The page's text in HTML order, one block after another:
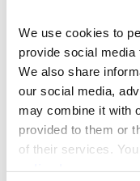
We use cookies to
provide social media
We also share
our social media,
may combine it with
provided to them or
of their services.
considerar uma
experimentar um
conteúdo antigo e
séries e use isso
uma assinatura
Enquanto isso,
oposta, várias